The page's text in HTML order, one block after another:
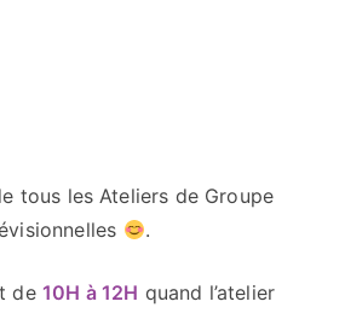
tous les Ateliers de Groupe
.
de 10H à 12H quand l’atelier